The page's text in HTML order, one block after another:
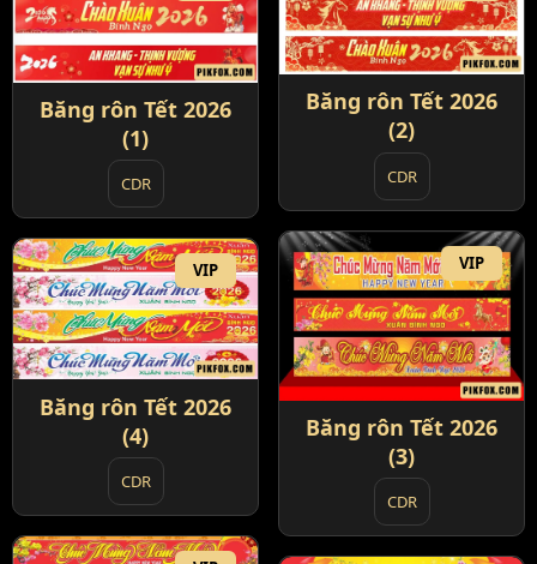
Băng rôn Tết 2026
(1)
CDR
Băng rôn Tết 2026
(2)
CDR
VIP
Băng rôn Tết 2026
(3)
CDR
VIP
Băng rôn Tết 2026
(4)
CDR